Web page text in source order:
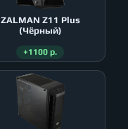
ZALMAN Z11 Plus
(Чёрный)
+1100 р.